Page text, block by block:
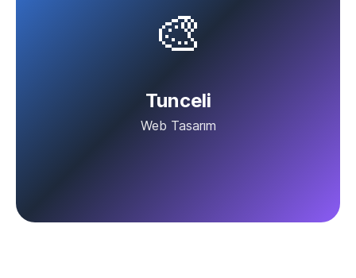
🎨
Tunceli
Web Tasarım